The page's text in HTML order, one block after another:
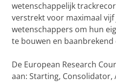
wetenschappelijk
verstrekt voor maximaal
wetenschappers om hun
te bouwen en
De European Research
aan: Starting, Consolidator,